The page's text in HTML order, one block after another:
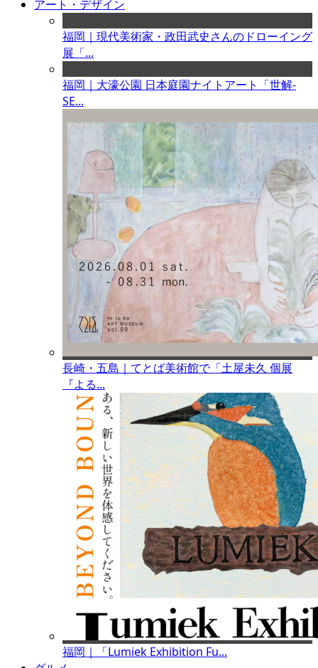
アート・デザイン
福岡｜現代美術家・政田武史さんのドローイング
展「...
福岡｜大濠公園 日本庭園ナイトアート「世解-
SE...
長崎・五島｜てとば美術館で「土屋未久 個展
『よる...
福岡｜「Lumiek Exhibition Fu...